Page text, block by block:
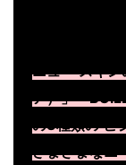
ニュー スキ
ア）」「
の3種類の ビ
さまざまなニ